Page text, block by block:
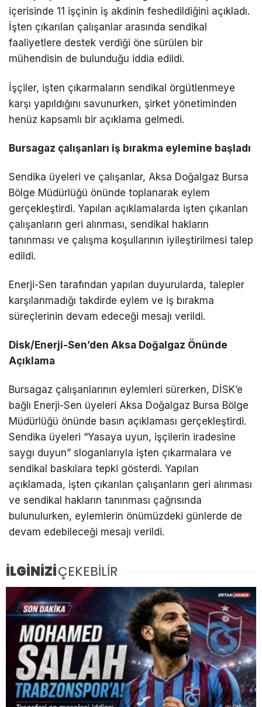
içerisinde 11 işçinin iş akdinin feshedildiğini açıkladı.
İşten çıkarılan çalışanlar arasında sendikal
faaliyetlere destek verdiği öne sürülen bir
mühendisin de bulunduğu iddia edildi.
İşçiler, işten çıkarmaların sendikal örgütlenmeye
karşı yapıldığını savunurken, şirket yönetiminden
henüz kapsamlı bir açıklama gelmedi.
Bursagaz çalışanları iş bırakma eylemine başladı
Sendika üyeleri ve çalışanlar, Aksa Doğalgaz Bursa
Bölge Müdürlüğü önünde toplanarak eylem
gerçekleştirdi. Yapılan açıklamalarda işten çıkarılan
çalışanların geri alınması, sendikal hakların
tanınması ve çalışma koşullarının iyileştirilmesi talep
edildi.
Enerji-Sen tarafından yapılan duyurularda, talepler
karşılanmadığı takdirde eylem ve iş bırakma
süreçlerinin devam edeceği mesajı verildi.
Disk/Enerji-Sen’den Aksa Doğalgaz Önünde
Açıklama
Bursagaz çalışanlarının eylemleri sürerken, DİSK’e
bağlı Enerji-Sen üyeleri Aksa Doğalgaz Bursa Bölge
Müdürlüğü önünde basın açıklaması gerçekleştirdi.
Sendika üyeleri “Yasaya uyun, işçilerin iradesine
saygı duyun” sloganlarıyla işten çıkarmalara ve
sendikal baskılara tepki gösterdi. Yapılan
açıklamada, işten çıkarılan çalışanların geri alınması
ve sendikal hakların tanınması çağrısında
bulunulurken, eylemlerin önümüzdeki günlerde de
devam edebileceği mesajı verildi.
İLGİNİZİÇEKEBİLİR